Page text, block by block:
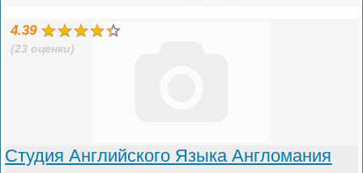
4.39
(23 оценки)
Студия Английского Языка Англомания